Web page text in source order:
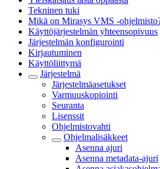
Tekninen tuki
Mikä on Mirasys VMS -
Käyttöjärjestelmän yhteensopivuus
Järjestelmän konfigurointi
Kirjautuminen
Käyttöliittymä
Järjestelmä
Järjestelmäasetukset
Varmuuskopiointi
Seuranta
Lisenssit
Ohjelmistovahti
Ohjelmalisäkkeet
Asenna ajuri
Asenna metadata-ajuri